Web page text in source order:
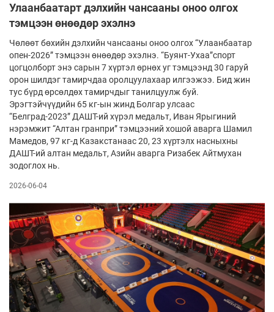
Улаанбаатарт дэлхийн чансааны оноо олгох
тэмцээн өнөөдөр эхэлнэ
Чөлөөт бөхийн дэлхийн чансааны оноо олгох “Улаанбаатар
опен-2026” тэмцээн өнөөдөр эхэлнэ. “Буянт-Ухаа”спорт
цогцолборт энэ сарын 7 хүртэл өрнөх уг тэмцээнд 30 гаруй
орон шилдэг тамирчдаа оролцуулахаар илгээжээ. Бид жин
тус бүрд өрсөлдөх тамирчдыг танилцуулж буй.
Эрэгтэйчүүдийн 65 кг-ын жинд Болгар улсаас
“Белград-2023” ДАШТ-ий хүрэл медальт, Иван Ярыгиний
нэрэмжит “Алтан гранпри” тэмцээний хошой аварга Шамил
Мамедов, 97 кг-д Казакстанаас 20, 23 хүртэлх насныхны
ДАШТ-ий алтан медальт, Азийн аварга Ризабек Айтмухан
зодоглох нь.
2026-06-04